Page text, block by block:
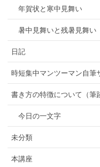
年賀状と寒中見舞い
暑中見舞いと残暑見舞い
日記
時短集中マンツーマン自筆
書き方の特徴について（筆
今日の一文字
未分類
本講座